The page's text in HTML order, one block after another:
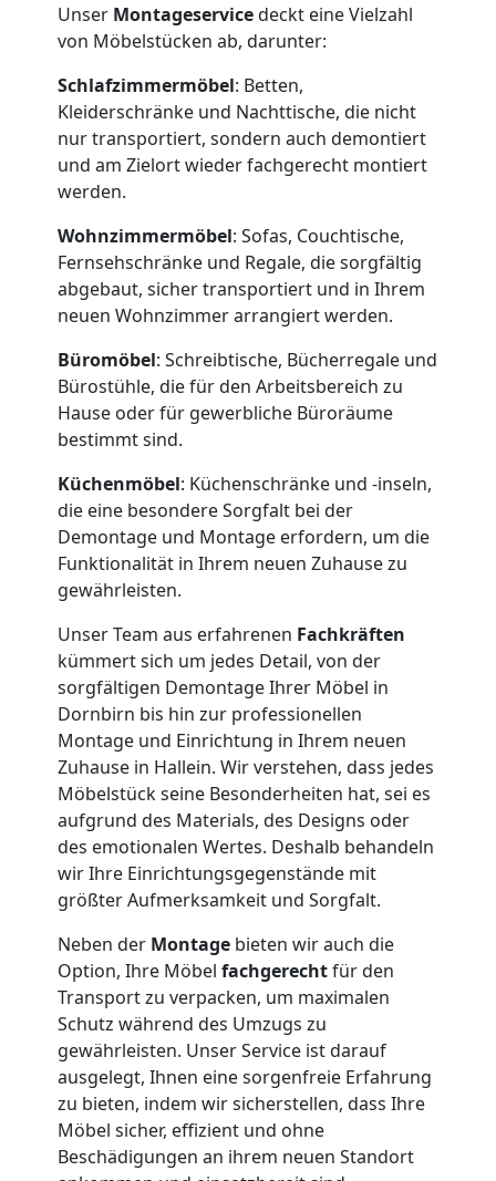
Unser Montageservicedeckt eine Vielzahl
von Möbelstücken ab, darunter:
Schlafzimmermöbel: Betten,
Kleiderschränke und Nachttische, die nicht
nur transportiert, sondern auch demontiert
und am Zielort wieder fachgerecht montiert
werden.
Wohnzimmermöbel: Sofas, Couchtische,
Fernsehschränke und Regale, die sorgfältig
abgebaut, sicher transportiert und in Ihrem
neuen Wohnzimmer arrangiert werden.
Büromöbel: Schreibtische, Bücherregale und
Bürostühle, die für den Arbeitsbereich zu
Hause oder für gewerbliche Büroräume
bestimmt sind.
Küchenmöbel: Küchenschränke und -inseln,
die eine besondere Sorgfalt bei der
Demontage und Montage erfordern, um die
Funktionalität in Ihrem neuen Zuhause zu
gewährleisten.
Unser Team aus erfahrenen Fachkräften
kümmert sich um jedes Detail, von der
sorgfältigen Demontage Ihrer Möbel in
Dornbirn bis hin zur professionellen
Montage und Einrichtung in Ihrem neuen
Zuhause in Hallein. Wir verstehen, dass jedes
Möbelstück seine Besonderheiten hat, sei es
aufgrund des Materials, des Designs oder
des emotionalen Wertes. Deshalb behandeln
wir Ihre Einrichtungsgegenstände mit
größter Aufmerksamkeit und Sorgfalt.
Neben der Montage bieten wir auch die
Option, Ihre Möbel fachgerechtfür den
Transport zu verpacken, um maximalen
Schutz während des Umzugs zu
gewährleisten. Unser Service ist darauf
ausgelegt, Ihnen eine sorgenfreie Erfahrung
zu bieten, indem wir sicherstellen, dass Ihre
Möbel sicher, effizient und ohne
Beschädigungen an ihrem neuen Standort
Umzugshelfer
Dornbirn
Möbeltaxi
Dornbirn
Kleintransport
Dornbirn
Möbelmontage
Dornbirn
Möbeltransport
Dornbirn
Beiladung
Dornbirn
Mini
Umzug